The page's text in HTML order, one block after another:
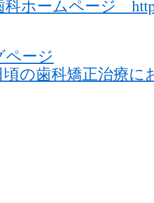
ホームページ
ページ
頃の歯科矯正治療